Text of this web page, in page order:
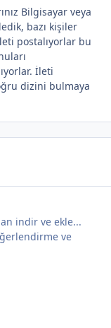
Bilgisayar veya
bazı kişiler
postalıyorlar bu
İleti
dizini bulmaya
indir ve ekle...
ve